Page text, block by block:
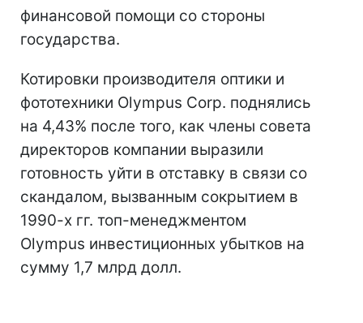
финансовой помощи со стороны
государства.
Котировки производителя оптики и
фототехники Olympus Corp. поднялись
на 4,43% после того, как члены совета
директоров компании выразили
готовность уйти в отставку в связи со
скандалом, вызванным сокрытием в
1990-х гг. топ-менеджментом
Olympus инвестиционных убытков на
сумму 1,7 млрд долл.